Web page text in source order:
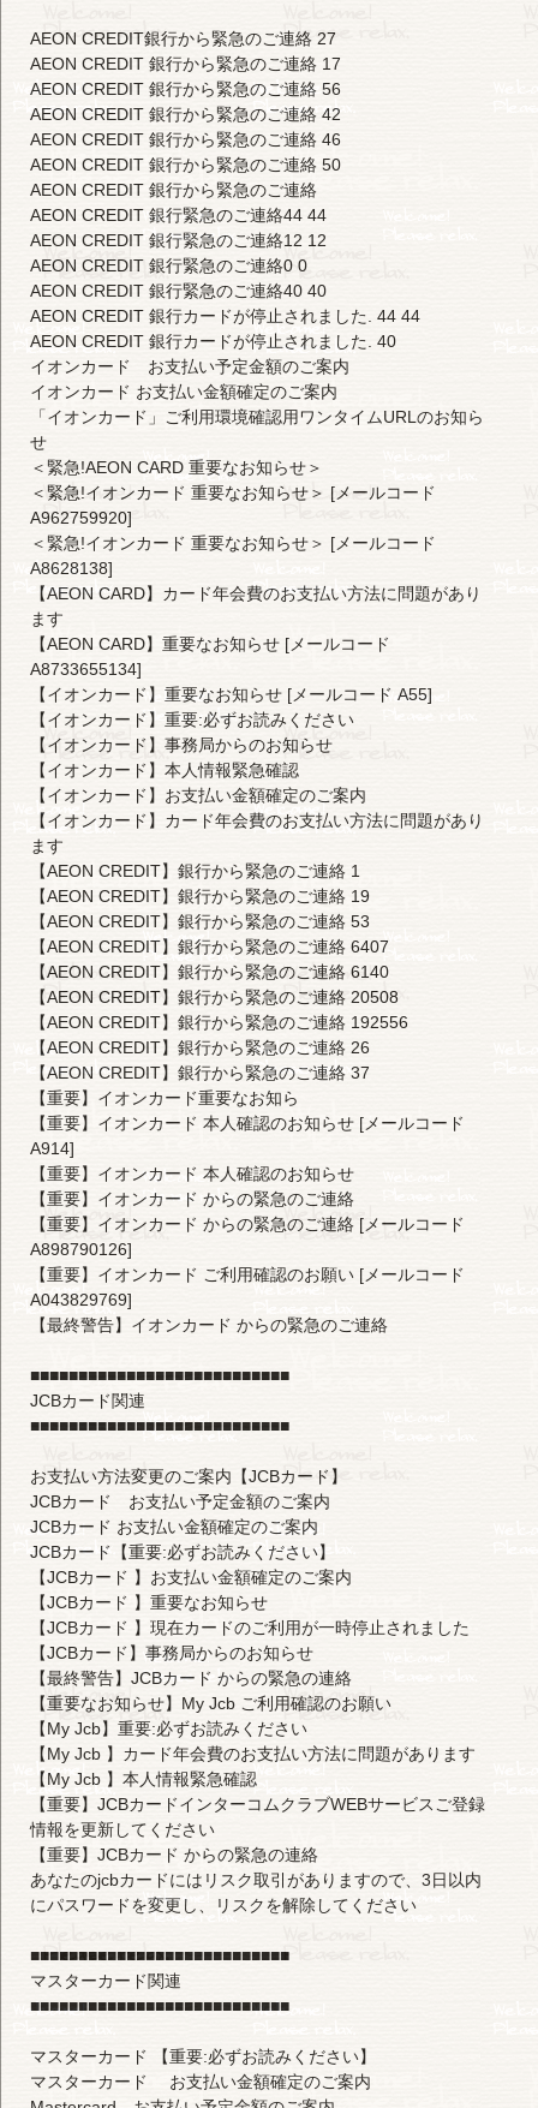
AEON CREDIT銀行から緊急のご連絡 27
AEON CREDIT 銀行から緊急のご連絡 17
AEON CREDIT 銀行から緊急のご連絡 56
AEON CREDIT 銀行から緊急のご連絡 42
AEON CREDIT 銀行から緊急のご連絡 46
AEON CREDIT 銀行から緊急のご連絡 50
AEON CREDIT 銀行から緊急のご連絡
AEON CREDIT 銀行緊急のご連絡44 44
AEON CREDIT 銀行緊急のご連絡12 12
AEON CREDIT 銀行緊急のご連絡0 0
AEON CREDIT 銀行緊急のご連絡40 40
AEON CREDIT 銀行カードが停止されました. 44 44
AEON CREDIT 銀行カードが停止されました. 40
イオンカード お支払い予定金額のご案内
イオンカード お支払い金額確定のご案内
「イオンカード」ご利用環境確認用ワンタイムURLのお知ら
せ
＜緊急!AEON CARD 重要なお知らせ＞
＜緊急!イオンカード 重要なお知らせ＞ [メールコード
A962759920]
＜緊急!イオンカード 重要なお知らせ＞ [メールコード
A8628138]
【AEON CARD】カード年会費のお支払い方法に問題があり
ます
【AEON CARD】重要なお知らせ [メールコード
A8733655134]
【イオンカード】重要なお知らせ [メールコード A55]
【イオンカード】重要:必ずお読みください
【イオンカード】事務局からのお知らせ
【イオンカード】本人情報緊急確認
【イオンカード】お支払い金額確定のご案内
【イオンカード】カード年会費のお支払い方法に問題があり
ます
【AEON CREDIT】銀行から緊急のご連絡 1
【AEON CREDIT】銀行から緊急のご連絡 19
【AEON CREDIT】銀行から緊急のご連絡 53
【AEON CREDIT】銀行から緊急のご連絡 6407
【AEON CREDIT】銀行から緊急のご連絡 6140
【AEON CREDIT】銀行から緊急のご連絡 20508
【AEON CREDIT】銀行から緊急のご連絡 192556
【AEON CREDIT】銀行から緊急のご連絡 26
【AEON CREDIT】銀行から緊急のご連絡 37
【重要】イオンカード重要なお知ら
【重要】イオンカード 本人確認のお知らせ [メールコード
A914]
【重要】イオンカード 本人確認のお知らせ
【重要】イオンカード からの緊急のご連絡
【重要】イオンカード からの緊急のご連絡 [メールコード
A898790126]
【重要】イオンカード ご利用確認のお願い [メールコード
A043829769]
【最終警告】イオンカード からの緊急のご連絡
■■■■■■■■■■■■■■■■■■■■■■■■■■■
JCBカード関連
■■■■■■■■■■■■■■■■■■■■■■■■■■■
お支払い方法変更のご案内【JCBカード】
JCBカード お支払い予定金額のご案内
JCBカード お支払い金額確定のご案内
JCBカード【重要:必ずお読みください】
【JCBカード 】お支払い金額確定のご案内
【JCBカード 】重要なお知らせ
【JCBカード 】現在カードのご利用が一時停止されました
【JCBカード】事務局からのお知らせ
【最終警告】JCBカード からの緊急の連絡
【重要なお知らせ】My Jcb ご利用確認のお願い
【My Jcb】重要:必ずお読みください
【My Jcb 】カード年会費のお支払い方法に問題があります
【My Jcb 】本人情報緊急確認
【重要】JCBカードインターコムクラブWEBサービスご登録
情報を更新してください
【重要】JCBカード からの緊急の連絡
あなたのjcbカードにはリスク取引がありますので、3日以内
にパスワードを変更し、リスクを解除してください
■■■■■■■■■■■■■■■■■■■■■■■■■■■
マスターカード関連
■■■■■■■■■■■■■■■■■■■■■■■■■■■
マスターカード 【重要:必ずお読みください】
マスターカード お支払い金額確定のご案内